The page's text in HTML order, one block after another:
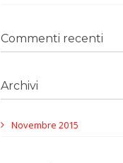
Commenti recenti
Archivi
Novembre 2015